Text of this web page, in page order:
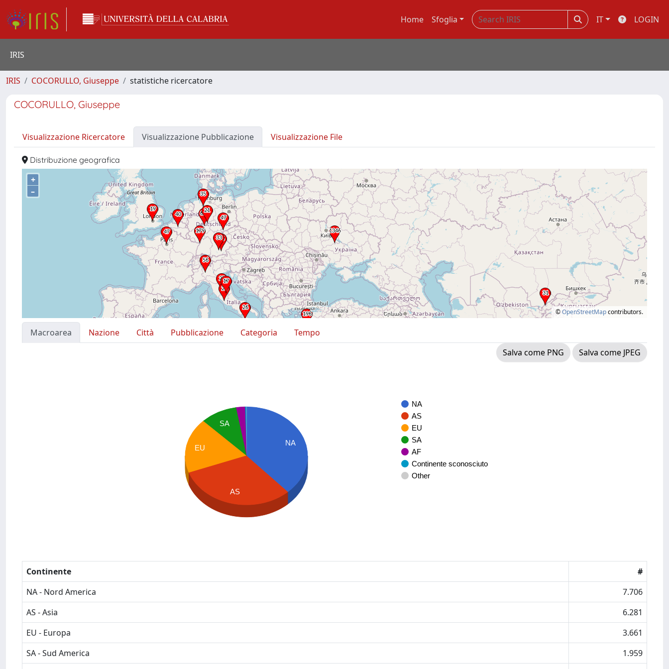
Home Sfoglia IT LOGIN
IRIS
IRIS COCORULLO, Giuseppe statistiche ricercatore
COCORULLO, Giuseppe
Visualizzazione Ricercatore Visualizzazione Pubblicazione Visualizzazione File
Distribuzione geografica
+
–
©OpenStreetMapcontributors.
Macroarea Nazione Città Pubblicazione Categoria
Tempo
Salva come PNG
Salva come JPEG
NA
AS
EU
SA
AF
Continente sconosciuto
Other
NA
SA
EU
AS
Continente
#
NA - Nord America
7.706
AS - Asia
6.281
EU - Europa
3.661
SA - Sud America
1.959